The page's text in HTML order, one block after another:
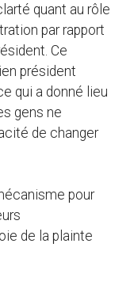
quant au rôle
par rapport
Ce
président
qui a donné lieu
gens ne
de changer
pour
de la plainte